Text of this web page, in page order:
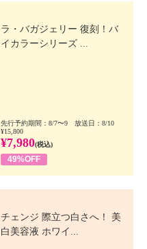
ラ・バガジェリー 復刻！バ
イカラーシリーズ ...
先行予約期間：8/7〜9 放送日：8/10
¥15,800
¥7,980(税込)
49%OFF
チェンジ 際立つ白さへ！ 美
白美容液 ホワイ...